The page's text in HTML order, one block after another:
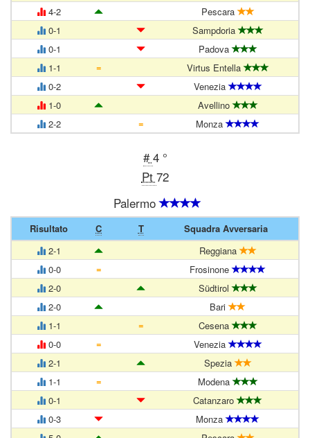
4-2
Pescara
0-1
Sampdoria
0-1
Padova
1-1
=
Virtus Entella
0-2
Venezia
1-0
Avellino
2-2
= Monza
#4 °
Pt 72
Palermo
Risultato C T
Squadra Avversaria
2-1
Reggiana
0-0
=
Frosinone
2-0
Südtirol
2-0
Bari
1-1
=
Cesena
0-0
=
Venezia
2-1
Spezia
1-1
=
Modena
0-1
Catanzaro
0-3
Monza